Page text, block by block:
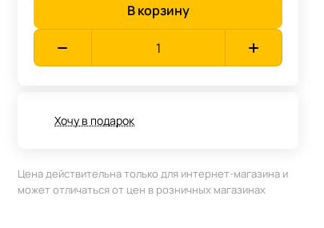
В корзину
Хочу в подарок
Цена действительна только для интернет-магазина и
может отличаться от цен в розничных магазинах